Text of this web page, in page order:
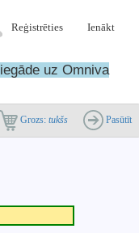
Reģistrēties Ienākt
uz Omniva
Grozs: tukšs Pasūtīt